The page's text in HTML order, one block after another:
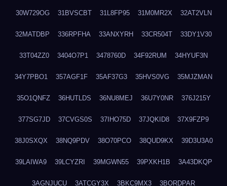
30W729OG 31BVSCBT 31L8FP95 31M0MR2X 32AT2VLN
32MATDBP 336RPFHA 33ANXYRH 33CR504T 33DY1V30
33T04ZZ0 3404O7P1 3478760D 34F92RUM 34HYUF3N
34Y7PBO1 357AGF1F 35AF37G3 35HVS0VG 35MJZMAN
35O1QNFZ 36HUTLDS 36NU8MEJ 36U7Y0NR 376J215Y
377SG7JD 37CVGS0S 37IHO75D 37JQKID8 37X9FZP9
38J0SXQX 38NQ9PDV 38O70PCO 38QUD9KX 39D3U3A0
39LAIWA9 39LCYZRI 39MGWN55 39PXKH1B 3A43DKQP
3AGNJUCU 3ATCGY3X 3BKC9MX3 3BORDPAR